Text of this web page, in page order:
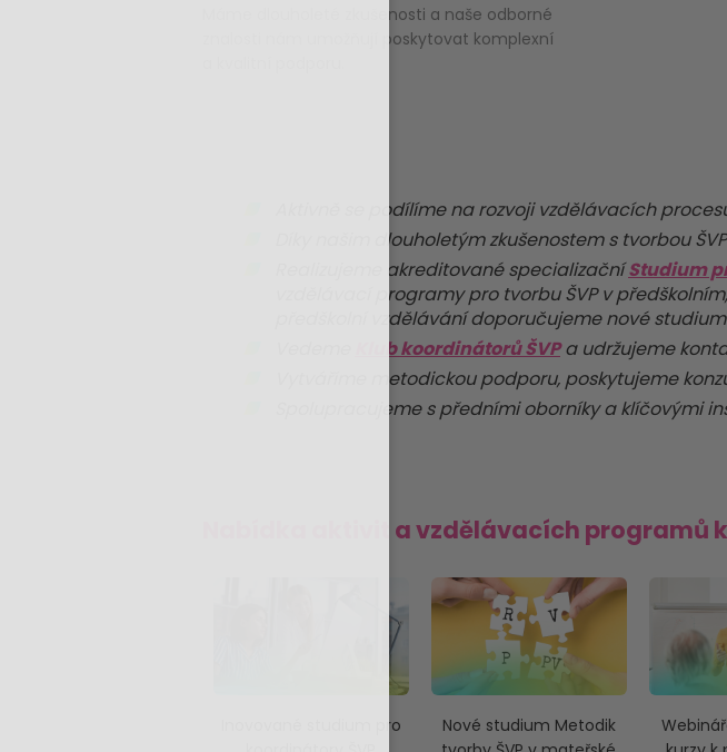
Máme dlouholeté zkušenosti a naše odborné
znalosti nám umožňují poskytovat komplexní
Aktivně se podílíme na rozvoji vzdělávacích
Díky našim dlouholetým zkušenostem s tvorbou
Realizujeme akreditované specializačníStudium
vzdělávací programy pro tvorbu ŠVP v
předškolní vzdělávání doporučujeme nové studium
Klub koordinátorů ŠVPa udržujeme
Vytváříme metodickou podporu, poskytujeme
Spolupracujeme s předními oborníky a klíčovými
Nabídka aktivit a vzdělávacích programů
Inovované studium pro
Nové studium Metodik